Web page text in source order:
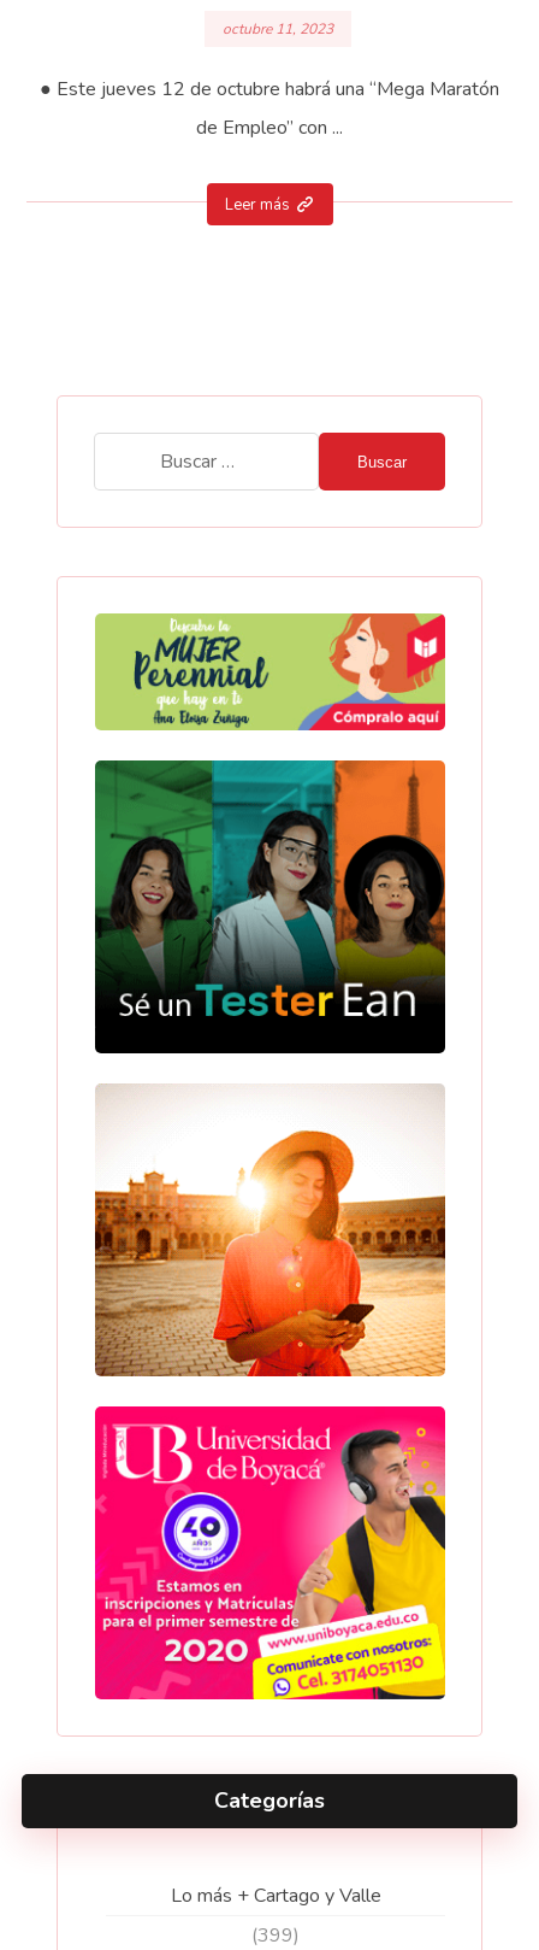
octubre 11, 2023
● Este jueves 12 de octubre habrá una “Mega Maratón
de Empleo” con ...
Leer más
Buscar
Categorías
Lo más + Cartago y Valle
(399)